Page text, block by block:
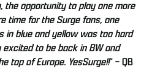
opportunity to play one more
time for the Surge fans, one
in blue and yellow was too hard
to be back in BW and
top of Europe. YesSurge!!“ – QB